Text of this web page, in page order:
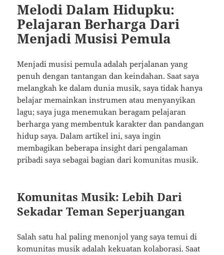
Melodi Dalam Hidupku:
Pelajaran Berharga Dari
Menjadi Musisi Pemula
Menjadi musisi pemula adalah perjalanan yang
penuh dengan tantangan dan keindahan. Saat saya
melangkah ke dalam dunia musik, saya tidak hanya
belajar memainkan instrumen atau menyanyikan
lagu; saya juga menemukan beragam pelajaran
berharga yang membentuk karakter dan pandangan
hidup saya. Dalam artikel ini, saya ingin
membagikan beberapa insight dari pengalaman
pribadi saya sebagai bagian dari komunitas musik.
Komunitas Musik: Lebih Dari
Sekadar Teman Seperjuangan
Salah satu hal paling menonjol yang saya temui di
komunitas musik adalah kekuatan kolaborasi. Saat